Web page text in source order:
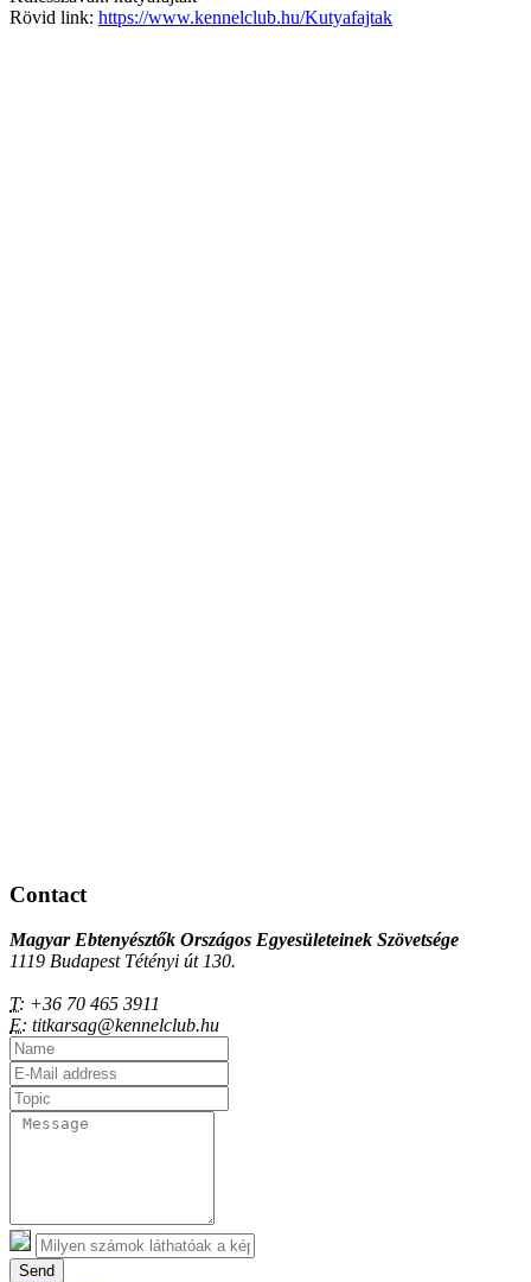
Rövid link: https://www.kennelclub.hu/Kutyafajtak
Contact
Magyar Ebtenyésztők Országos Egyesületeinek Szövetsége
1119 Budapest Tétényi út 130.
T: +36 70 465 3911
E: titkarsag@kennelclub.hu
Send